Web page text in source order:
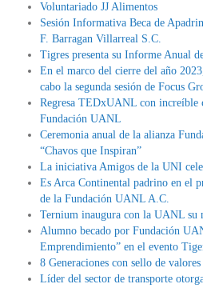
Voluntariado JJ Alimentos
Sesión Informativa Beca de
F. Barragan Villarreal S.C.
Tigres presenta su Informe Anual
En el marco del cierre del año
cabo la segunda sesión de Focus
Regresa TEDxUANL con increíble
Fundación UANL
Ceremonia anual de la alianza
“Chavos que Inspiran”
La iniciativa Amigos de la UNI
Es Arca Continental padrino en el
de la Fundación UANL A.C.
Ternium inaugura con la UANL su
Alumno becado por Fundación
Emprendimiento” en el evento
8 Generaciones con sello de valores
Líder del sector de transporte